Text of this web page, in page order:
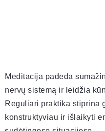
Meditacija padeda
nervų sistemą ir leidžia
Reguliari praktika stiprina
konstruktyviau ir išlaikyti